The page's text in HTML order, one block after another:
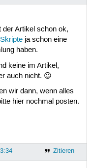
Artikel schon ok,
Skripteja schon eine
haben.
keine im Artikel,
auch nicht. 😉
wir dann, wenn alles
hier nochmal posten.
Zitieren